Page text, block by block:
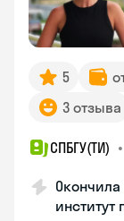
5
3 отзыва
СПБГУ(ТИ) •
Окончила
институт